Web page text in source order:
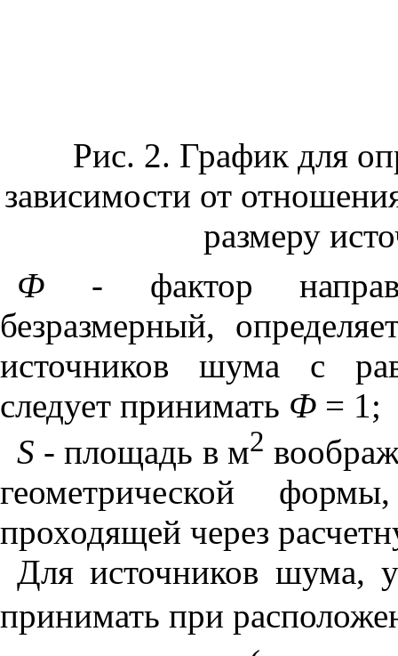
Рис. 2. График для
зависимости от
размеру
Ф- фактор
безразмерный,
источников шума с
следует принимать Ф = 1;
S - площадь в м2
геометрической
проходящей через
Для источников шума,
принимать при